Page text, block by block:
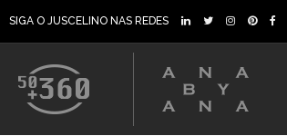
SIGA O JUSCELINO NAS REDES